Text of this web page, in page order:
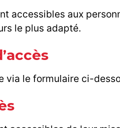
accessibles aux
le plus adapté.
via le formulaire ci-